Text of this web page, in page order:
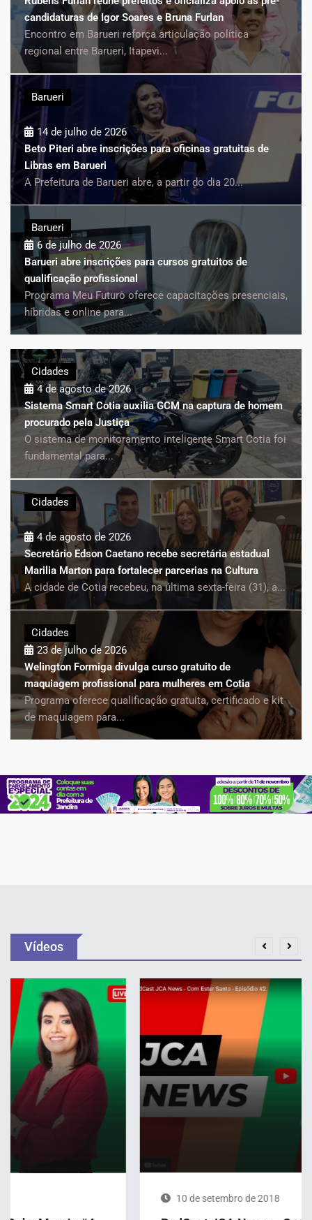
candidaturas de Igor Soares e Bruna Furlan
Encontro em Barueri reforça articulação política
regional entre Barueri, Itapevi...
Barueri
14 de julho de 2026
Beto Piteri abre inscrições para oficinas gratuitas de
Libras em Barueri
A Prefeitura de Barueri abre, a partir do dia 20...
Barueri
6 de julho de 2026
Barueri abre inscrições para cursos gratuitos de
qualificação profissional
Programa Meu Futuro oferece capacitações presenciais,
híbridas e online para...
Cidades
4 de agosto de 2026
Sistema Smart Cotia auxilia GCM na captura de homem
procurado pela Justiça
O sistema de monitoramento inteligente Smart Cotia foi
fundamental para...
Cidades
4 de agosto de 2026
Secretário Edson Caetano recebe secretária estadual
Marilia Marton para fortalecer parcerias na Cultura
A cidade de Cotia recebeu, na última sexta-feira (31), a...
Cidades
23 de julho de 2026
Welington Formiga divulga curso gratuito de
maquiagem profissional para mulheres em Cotia
Programa oferece qualificação gratuita, certificado e kit
de maquiagem para...
Vídeos